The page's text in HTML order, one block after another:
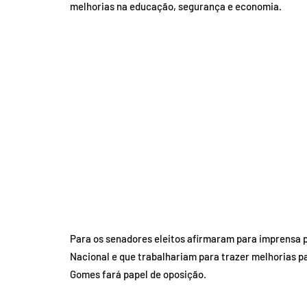
melhorias na educação, segurança e economia.
Para os senadores eleitos afirmaram para
Nacional e que trabalhariam para trazer melhorias
Gomes fará papel de oposição.